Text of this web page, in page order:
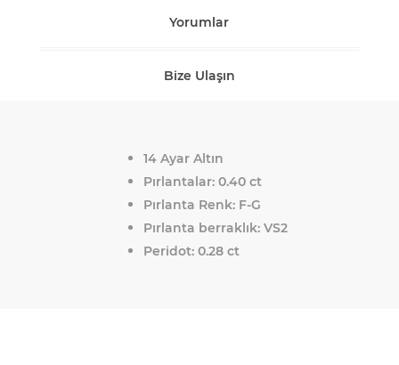
Yorumlar
Bize Ulaşın
14 Ayar Altın
Pırlantalar: 0.40 ct
Pırlanta Renk: F-G
Pırlanta berraklık: VS2
Peridot: 0.28 ct